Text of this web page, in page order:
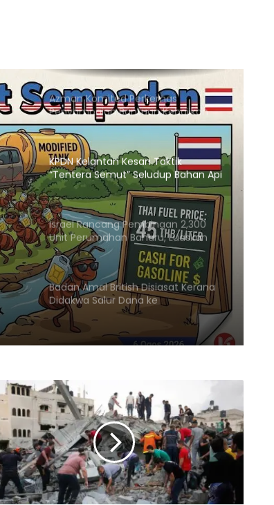
Azman Komited Perkemas
Penyampaian Bantuan Kebajikan
Penduduk di Ampang
KPDN Kelantan Kesan Taktik
“Tentera Semut” Seludup Bahan Api
Bersubsidi di Sempadan
Israel Rancang Pembinaan 2,300
Unit Perumahan Baharu, Luaskan
Penempatan Haram di
Baitulmaqdis Timur
Badan Amal British Disiasat Kerana
Didakwa Salur Dana ke
Penempatan Haram Israel
Dokumentasi Pelanggaran Israel di
Baitulmaqdis Timur
Hampir 20 Negara Islam
Pertimbang Tindakan Kolektif
Tangani Pelanggaran Israel di Al-
Aqsa
Kadar Emigrasi Israel Capai Rekod
Tertinggi, Hampir 270,000